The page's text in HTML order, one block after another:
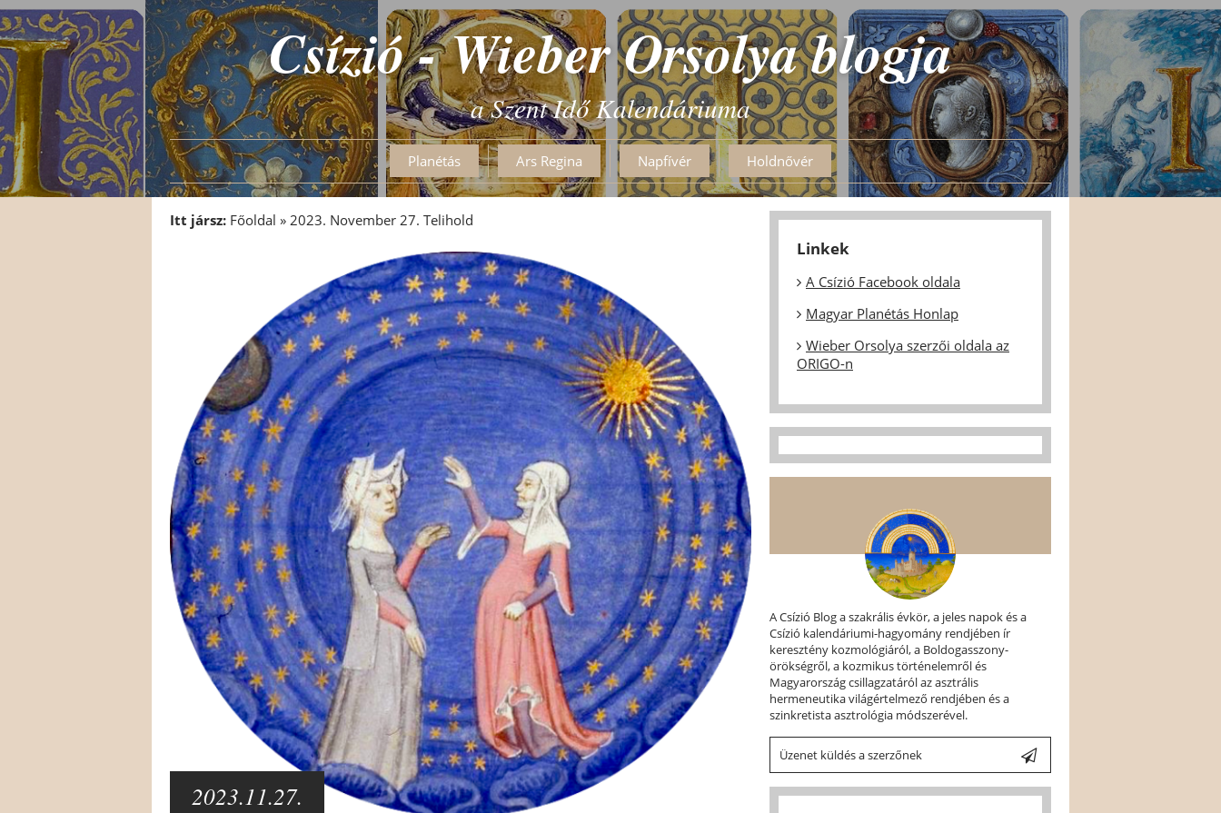
Csízió - Wieber Orsolya blogja
a Szent Idő Kalendáriuma
Planétás Ars Regina Napfívér Holdnővér
Itt jársz: Főoldal » 2023. November 27. Telihold
2023.11.27.
Linkek
A Csízió Facebook oldala
Magyar Planétás Honlap
Wieber Orsolya szerzői oldala az
ORIGO-n
A Csízió Blog a szakrális évkör, a jeles napok és a
Csízió kalendáriumi-hagyomány rendjében ír
keresztény kozmológiáról, a Boldogasszony-
örökségről, a kozmikus történelemről és
Magyarország csillagzatáról az asztrális
hermeneutika világértelmező rendjében és a
szinkretista asztrológia módszerével.
Üzenet küldés a szerzőnek